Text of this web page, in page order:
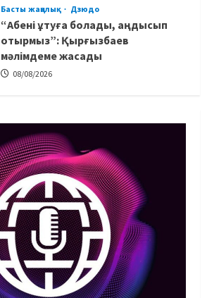
Басты жаңалық Дзюдо
“Абені ұтуға болады, аңдысып
отырмыз”: Қырғызбаев
мәлімдеме жасады
08/08/2026
Елдос пен Такеока: Алматы
татамиінде әлем чемпиондары
09/08/2026
Басты жаңалық Футбол
Лионель Мессидің әкесі қайтыс
болды
09/08/2026
Басты жаңалық Футбол